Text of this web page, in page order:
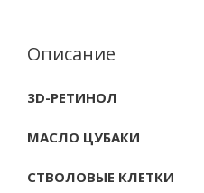
Описание
3D-РЕТИНОЛ
МАСЛО ЦУБАКИ
СТВОЛОВЫЕ КЛЕТКИ